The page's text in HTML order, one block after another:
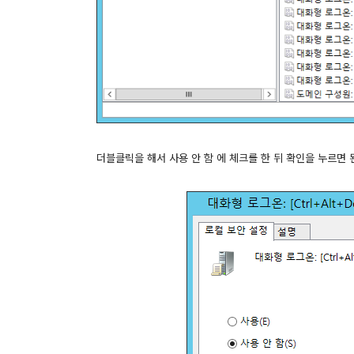
더블클릭을 해서 사용 안 함 에 체크를 한 뒤 확인을 누르면